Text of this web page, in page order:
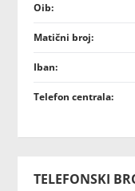
Oib:
Matični broj:
Iban:
Telefon centrala:
TELEFONSKI